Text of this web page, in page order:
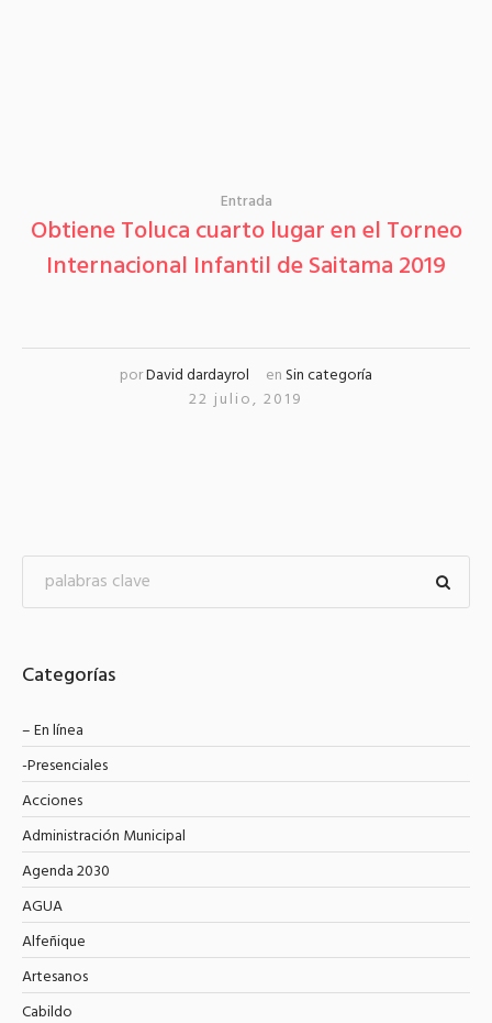
Entrada
Obtiene Toluca cuarto lugar en el Torneo
Internacional Infantil de Saitama 2019
porDavid dardayrol en Sin categoría
22 julio, 2019
Categorías
– En línea
-Presenciales
Acciones
Administración Municipal
Agenda 2030
AGUA
Alfeñique
Artesanos
Cabildo